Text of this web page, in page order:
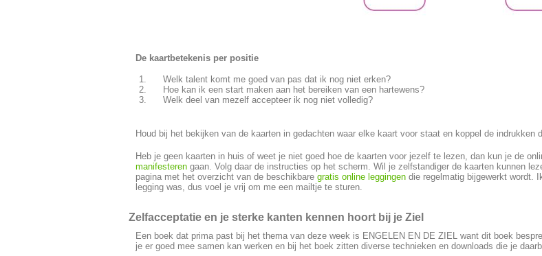
De kaartbetekenis per positie
Welk talent komt me goed van pas dat ik nog niet erken?
Hoe kan ik een start maken aan het bereiken van een hartewens?
Welk deel van mezelf accepteer ik nog niet volledig?
Houd bij het bekijken van de kaarten in gedachten waar elke kaart voor staat en koppel de indrukken
Heb je geen kaarten in huis of weet je niet goed hoe de kaarten voor jezelf te lezen, dan kun je de
manifesteren gaan. Volg daar de instructies op het scherm. Wil je zelfstandiger de kaarten kunnen
pagina met het overzicht van de beschikbare gratis online leggingen die regelmatig bijgewerkt wordt.
legging was, dus voel je vrij om me een mailtje te sturen.
Zelfacceptatie en je sterke kanten kennen hoort bij je Ziel
Een boek dat prima past bij het thema van deze week is ENGELEN EN DE ZIEL want dit boek
je er goed mee samen kan werken en bij het boek zitten diverse technieken en downloads die je